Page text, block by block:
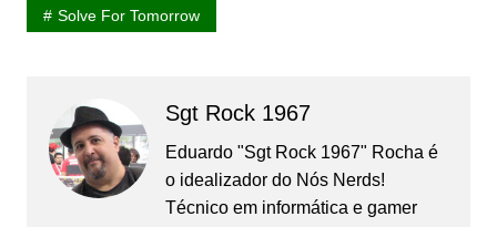
Solve For Tomorrow
Sgt Rock 1967
Eduardo "Sgt Rock 1967" Rocha é
o idealizador do Nós Nerds!
Técnico em informática e gamer